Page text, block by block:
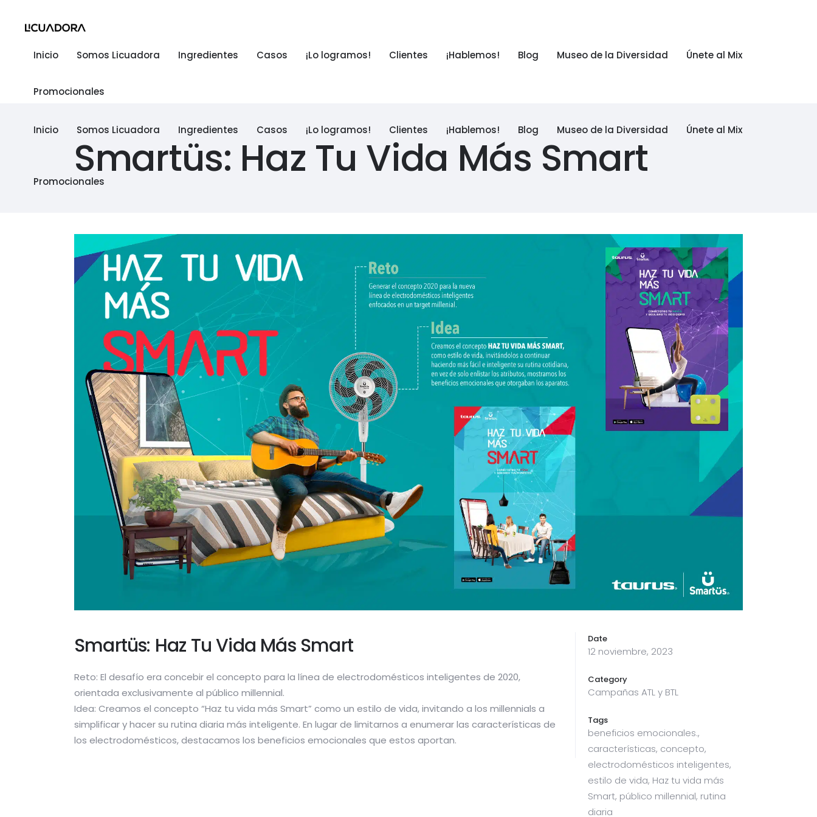
Inicio Somos Licuadora Ingredientes Casos ¡Lo logramos! Clientes ¡Hablemos! Blog Museo de la Diversidad Únete al Mix
Promocionales
Inicio Somos Licuadora Ingredientes Casos ¡Lo logramos! Clientes ¡Hablemos! Blog Museo de la Diversidad Únete al Mix
Promocionales
Smartüs: Haz Tu Vida Más Smart
Smartüs: Haz Tu Vida Más Smart
Reto: El desafío era concebir el concepto para la línea de electrodomésticos inteligentes de 2020,
orientada exclusivamente al público millennial.
Idea: Creamos el concepto “Haz tu vida más Smart” como un estilo de vida, invitando a los millennials a
simplificar y hacer su rutina diaria más inteligente. En lugar de limitarnos a enumerar las características de
los electrodomésticos, destacamos los beneficios emocionales que estos aportan.
Date
12 noviembre, 2023
Category
Campañas ATL y BTL
Tags
beneficios emocionales.,
características, concepto,
electrodomésticos inteligentes,
estilo de vida, Haz tu vida más
Smart, público millennial, rutina
diaria